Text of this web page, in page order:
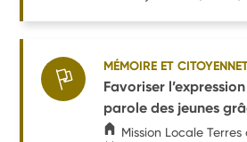
MÉMOIRE ET
Favoriser
parole des jeunes
Mission Locale